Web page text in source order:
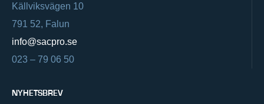
Källviksvägen 10
791 52, Falun
info@sacpro.se
023 – 79 06 50
NYHETSBREV